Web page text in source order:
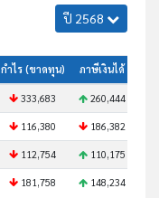
ปี 2568
กำไร (ขาดทุน) ภาษีเงินได้
333,683 260,444
116,380 186,382
112,754 110,175
181,758 148,234